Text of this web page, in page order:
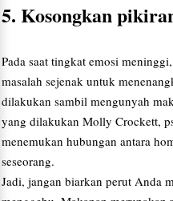
5. Kosongkan
Pada saat tingkat emosi
masalah sejenak untuk
dilakukan sambil mengunyah
yang dilakukan Molly Crockett,
menemukan hubungan antara
seseorang.
Jadi, jangan biarkan perut Anda